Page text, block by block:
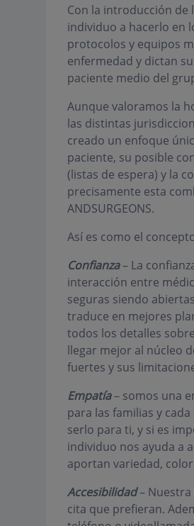
Con la introducción de
individuo a hacerlo en
protocolos y equipos
enfermedad y dictan
paciente medio del
Aunque valoramos la
las distintas
creado un enfoque
paciente, su posible
(listas de espera) y la
precisamente esta
ANDSURGEONS.
Así es como el
Confianza– La
interacción entre
seguras siendo
traduce en mejores
todos los detalles
llegar mejor al núcleo
fuertes y sus
Empatía– somos una
para las familias y
serlo para ti, y si es
individuo nos ayuda a
aportan variedad,
Accesibilidad– Nuestra
cita que prefieran.